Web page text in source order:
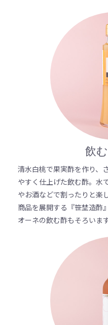
飲
清水白桃で果実酢を作り、
やすく仕上げた飲む酢。水
やお酒などで割ったりと楽
商品を展開する『笹埜造酢
オーネの飲む酢もそろいます